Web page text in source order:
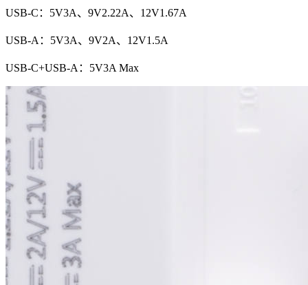
USB-C：5V3A、9V2.22A、12V1.67A
USB-A：5V3A、9V2A、12V1.5A
USB-C+USB-A：5V3A Max